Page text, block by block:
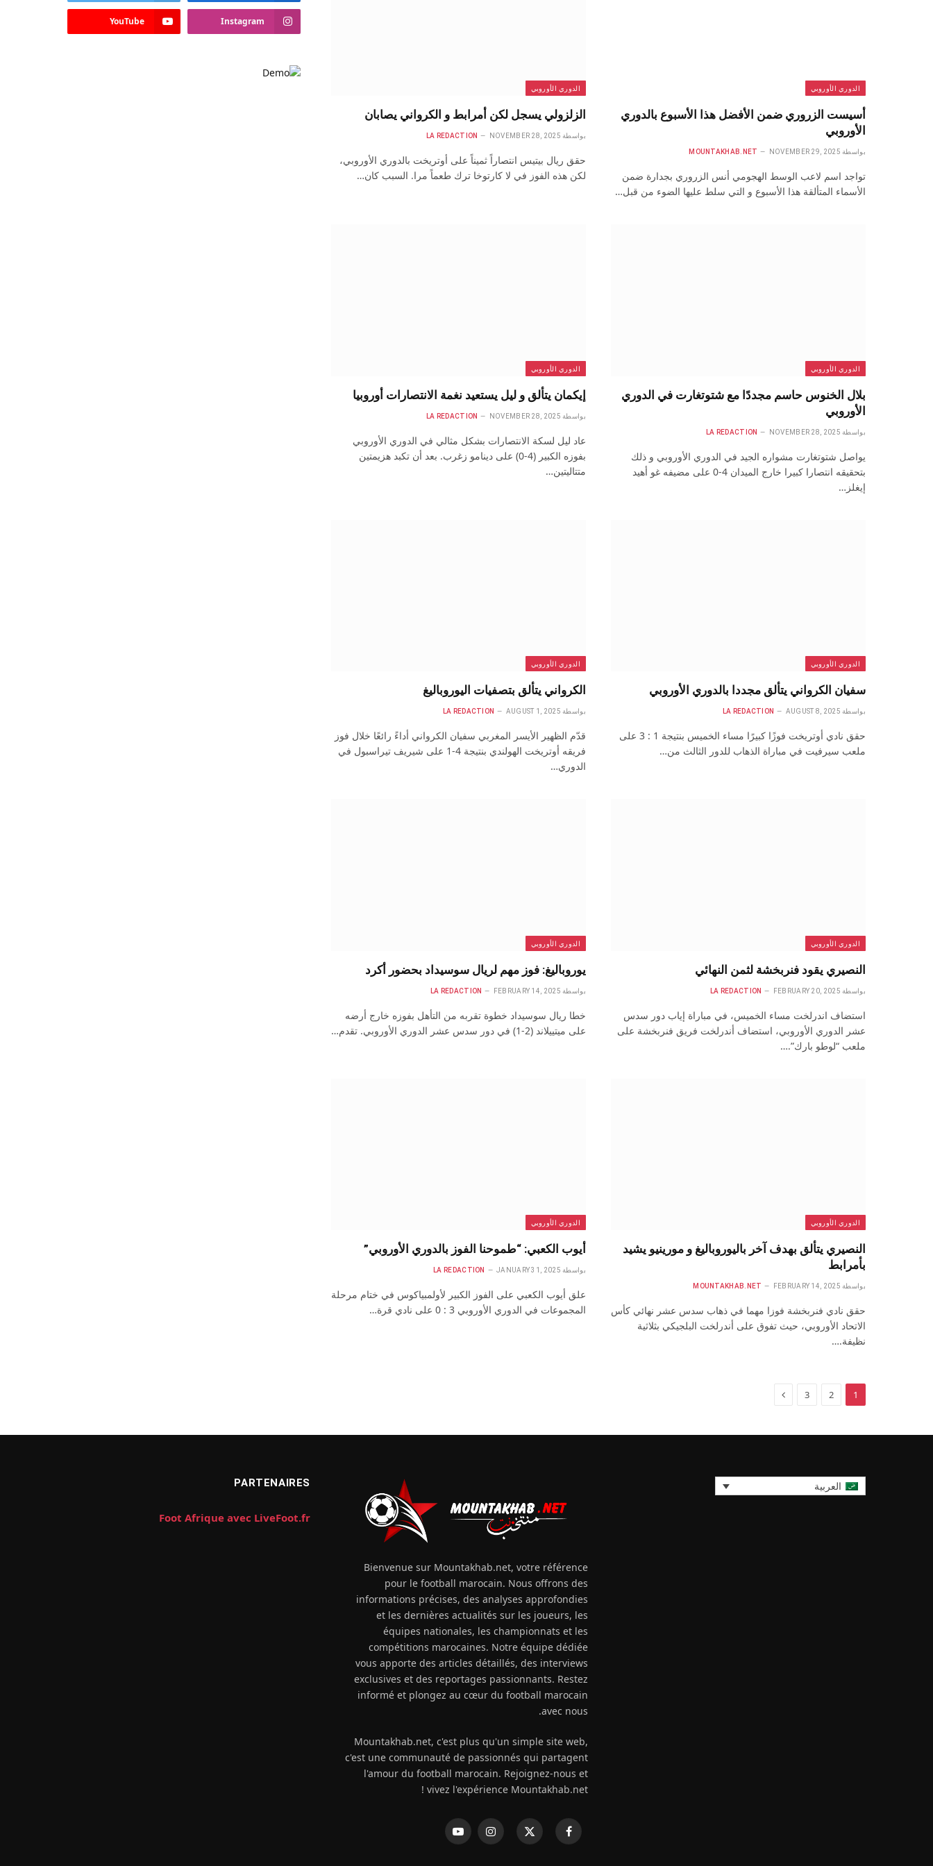
الدوري الأوروبي
أسيست الزروري ضمن الأفضل هذا الأسبوع بالدوري
الأوروبي
بواسطة MOUNTAKHAB.NET NOVEMBER 29, 2025
تواجد اسم لاعب الوسط الهجومي أنس الزروري بجدارة ضمن
الأسماء المتألقة هذا الأسبوع و التي سلط عليها الضوء من قبل…
الدوري الأوروبي
الزلزولي يسجل لكن أمرابط و الكرواني يصابان
بواسطة LA REDACTION NOVEMBER 28, 2025
حقق ريال بيتيس انتصاراً ثميناً على أوتريخت بالدوري الأوروبي،
لكن هذه الفوز في لا كارتوخا ترك طعماً مرا. السبب كان…
الدوري الأوروبي
بلال الخنوس حاسم مجددًا مع شتوتغارت في الدوري
الأوروبي
بواسطة LA REDACTION NOVEMBER 28, 2025
يواصل شتوتغارت مشواره الجيد في الدوري الأوروبي و ذلك
بتحقيقه انتصارا كبيرا خارج الميدان 4-0 على مضيفه غو أهيد
إيغلز…
الدوري الأوروبي
إيكمان يتألق و ليل يستعيد نغمة الانتصارات أوروبيا
بواسطة LA REDACTION NOVEMBER 28, 2025
عاد ليل لسكة الانتصارات بشكل مثالي في الدوري الأوروبي
بفوزه الكبير (4-0) على دينامو زغرب. بعد أن تكبد هزيمتين
متتاليتين…
الدوري الأوروبي
سفيان الكرواني يتألق مجددا بالدوري الأوروبي
بواسطة LA REDACTION AUGUST 8, 2025
حقق نادي أوتريخت فوزًا كبيرًا مساء الخميس بنتيجة 1 : 3 على
ملعب سيرفيت في مباراة الذهاب للدور الثالث من…
الدوري الأوروبي
الكرواني يتألق بتصفيات اليوروباليغ
بواسطة LA REDACTION AUGUST 1, 2025
قدّم الظهير الأيسر المغربي سفيان الكرواني أداءً رائعًا خلال فوز
فريقه أوتريخت الهولندي بنتيجة 4-1 على شيريف تيراسبول في
الدوري…
الدوري الأوروبي
النصيري يقود فنربخشة لثمن النهائي
بواسطة LA REDACTION FEBRUARY 20, 2025
استضاف اندرلخت مساء الخميس، في مباراة إياب دور سدس
عشر الدوري الأوروبي، استضاف أندرلخت فريق فنربخشة على
ملعب “لوطو بارك”.…
الدوري الأوروبي
يوروباليغ: فوز مهم لريال سوسيداد بحضور أكرد
بواسطة LA REDACTION FEBRUARY 14, 2025
خطا ريال سوسيداد خطوة تقربه من التأهل بفوزه خارج أرضه
على ميتييلاند (2-1) في دور سدس عشر الدوري الأوروبي. تقدم…
الدوري الأوروبي
النصيري يتألق بهدف آخر باليوروباليغ و مورينيو يشيد
بأمرابط
بواسطة MOUNTAKHAB.NET FEBRUARY 14, 2025
حقق نادي فنربخشة فوزا مهما في ذهاب سدس عشر نهائي كأس
الاتحاد الأوروبي، حيث تفوق على أندرلخت البلجيكي بثلاثية
نظيفة.…
الدوري الأوروبي
أيوب الكعبي: “طموحنا الفوز بالدوري الأوروبي”
بواسطة LA REDACTION JANUARY 31, 2025
علق أيوب الكعبي على الفوز الكبير لأولمبياكوس في ختام مرحلة
المجموعات في الدوري الأوروبي 3 : 0 على نادي قرة…
1
2
3 التالي
Instagram
YouTube
العربية
Bienvenue sur Mountakhab.net, votre référence
pour le football marocain. Nous offrons des
informations précises, des analyses approfondies
et les dernières actualités sur les joueurs, les
équipes nationales, les championnats et les
compétitions marocaines. Notre équipe dédiée
vous apporte des articles détaillés, des interviews
exclusives et des reportages passionnants. Restez
informé et plongez au cœur du football marocain
avec nous.
Mountakhab.net, c'est plus qu'un simple site web,
c'est une communauté de passionnés qui partagent
l'amour du football marocain. Rejoignez-nous et
vivez l'expérience Mountakhab.net !
فيسبوك
X
الانستغراميوتيوب
PARTENAIRES
Foot Afrique avec LiveFoot.fr